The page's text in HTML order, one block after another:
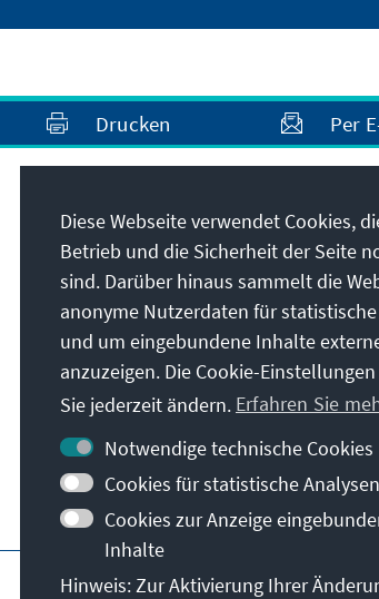
Drucken Per
Anschrift
Konrad-Adenauer-Stiftung e.V.
Medienprogramm
Bulevard Yanko Sakazov 19Et.
1504Sofia
Bulgarien
Hauptseite der KAS
Diese Webseite verwendet Cookies,
Betrieb und die Sicherheit der Seite
sind. Darüber hinaus sammelt die
anonyme Nutzerdaten für
und um eingebundene Inhalte
anzuzeigen. Die Cookie-
Sie jederzeit ändern. Erfahren Sie
Notwendige technische Cookies
Cookies für statistische Analysen
Cookies zur Anzeige
Inhalte
Hinweis: Zur Aktivierung Ihrer